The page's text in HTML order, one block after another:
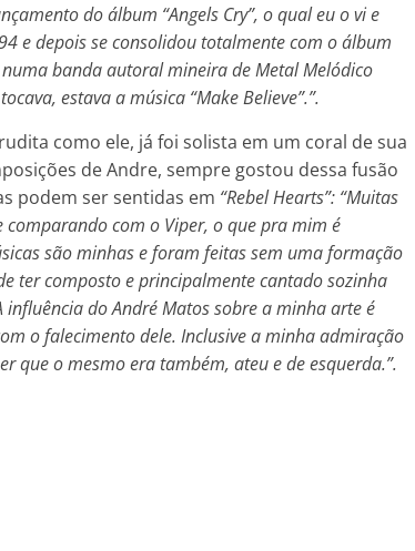
do álbum “Angels Cry”, o qual eu o vi e
e depois se consolidou totalmente com o álbum
banda autoral mineira de Metal Melódico
estava a música “Make Believe”.”.
como ele, já foi solista em um coral de sua
de Andre, sempre gostou dessa fusão
podem ser sentidas em “Rebel Hearts”: “Muitas
com o Viper, o que pra mim é
são minhas e foram feitas sem uma formação
ter composto e principalmente cantado sozinha
do André Matos sobre a minha arte é
o falecimento dele. Inclusive a minha admiração
que o mesmo era também, ateu e de esquerda.”.